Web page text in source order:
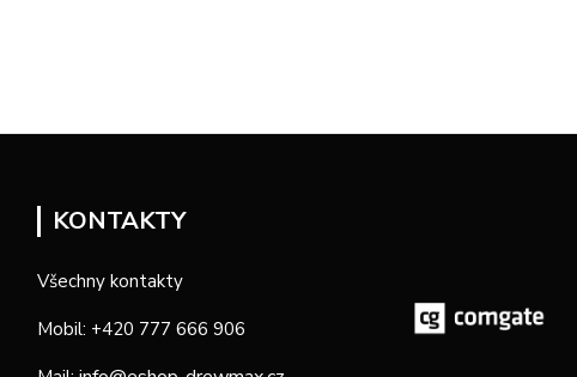
KONTAKTY
Všechny kontakty
Mobil: +420 777 666 906